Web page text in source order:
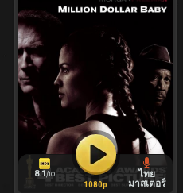
8.1 /10
ไทย
มาสเตอร์
1080p